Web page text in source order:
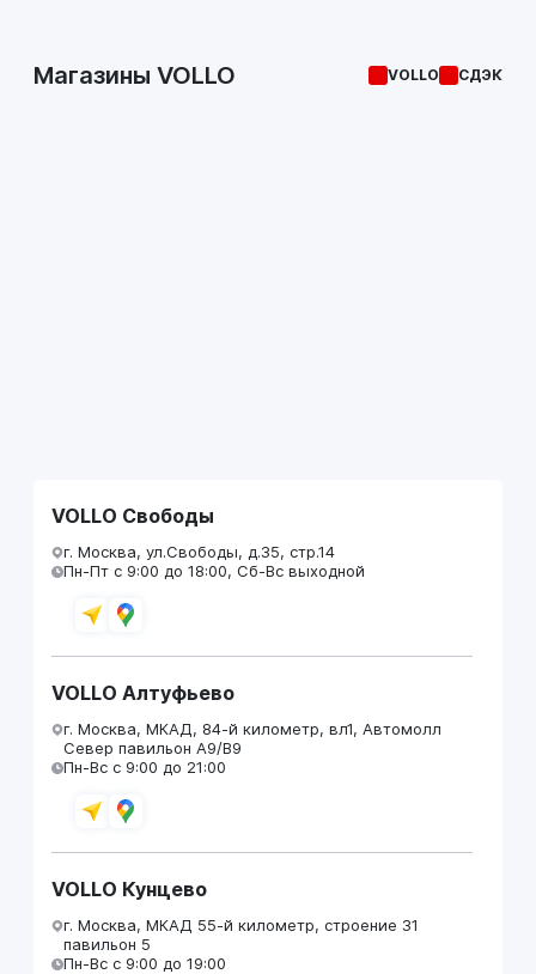
Магазины VOLLO VOLLO СДЭК
VOLLO Свободы
г. Москва, ул.Свободы, д.35, стр.14
Пн-Пт с 9:00 до 18:00, Сб-Вс выходной
VOLLO Алтуфьево
г. Москва, МКАД, 84-й километр, вл1, Автомолл
Север павильон А9/В9
Пн-Вс с 9:00 до 21:00
VOLLO Кунцево
г. Москва, МКАД 55-й километр, строение 31
павильон 5
Пн-Вс с 9:00 до 19:00